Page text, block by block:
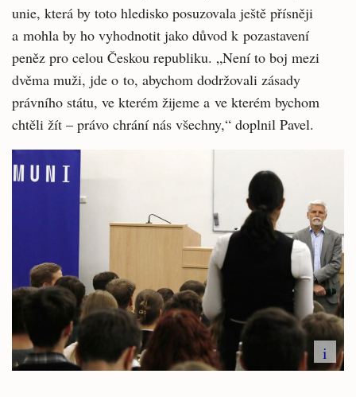
unie, která by toto hledisko posuzovala ještě přísněji
a mohla by ho vyhodnotit jako důvod k pozastavení
peněz pro celou Českou republiku. „Není to boj mezi
dvěma muži, jde o to, abychom dodržovali zásady
právního státu, ve kterém žijeme a ve kterém bychom
chtěli žít – právo chrání nás všechny,“ doplnil Pavel.
i